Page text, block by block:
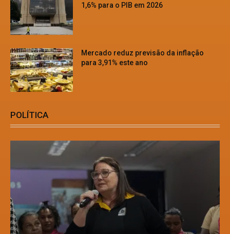
1,6% para o PIB em 2026
Mercado reduz previsão da inflação
para 3,91% este ano
POLÍTICA